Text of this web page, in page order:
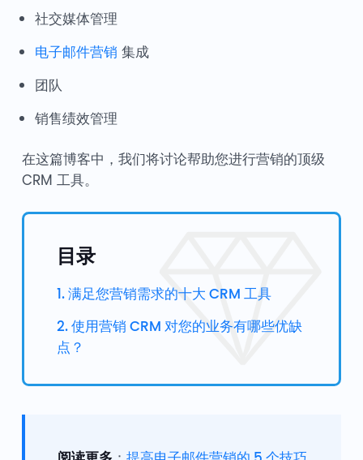
社交媒体管理
电子邮件营销 集成
团队
销售绩效管理
在这篇博客中，我们将讨论帮助您进行营销的顶级
CRM 工具。
目录
1. 满足您营销需求的十大 CRM 工具
2. 使用营销 CRM 对您的业务有哪些优缺
点？